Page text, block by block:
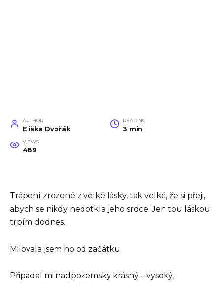
AUTHOR
Eliška Dvořák
READING
3 min
VIEWS
489
Trápení zrozené z velké lásky, tak velké, že si přeji,
abych se nikdy nedotkla jeho srdce. Jen tou láskou
trpím dodnes.
Milovala jsem ho od začátku.
Připadal mi nadpozemsky krásný – vysoký,